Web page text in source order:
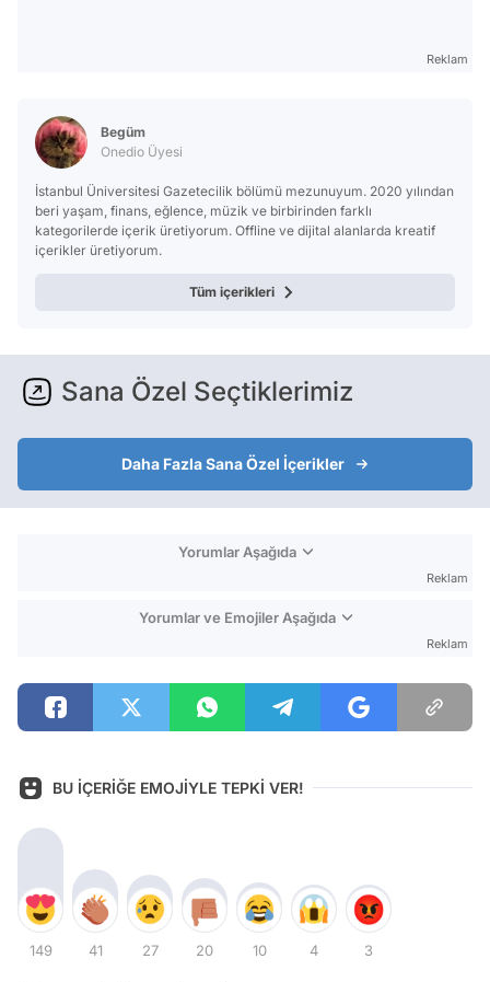
Reklam
Begüm
Onedio Üyesi
İstanbul Üniversitesi Gazetecilik bölümü mezunuyum. 2020 yılından
beri yaşam, finans, eğlence, müzik ve birbirinden farklı
kategorilerde içerik üretiyorum. Offline ve dijital alanlarda kreatif
içerikler üretiyorum.
Tüm içerikleri
Sana Özel Seçtiklerimiz
Daha Fazla Sana Özel İçerikler
Yorumlar Aşağıda
Reklam
Yorumlar ve Emojiler Aşağıda
Reklam
BU İÇERİĞE EMOJİYLE TEPKİ VER!
149 41 27 20 10 4 3